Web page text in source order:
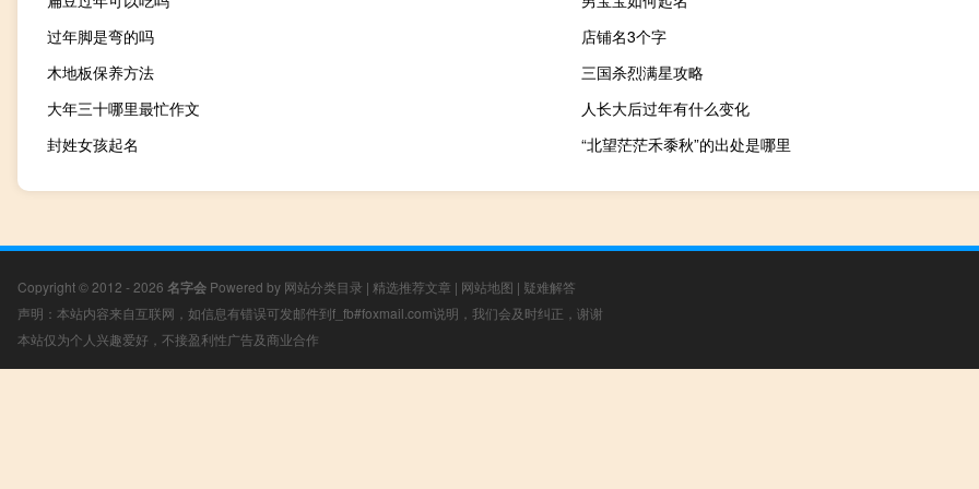
过年脚是弯的吗
店铺名3个字
木地板保养方法
三国杀烈满星攻略
大年三十哪里最忙作文
人长大后过年有什么变化
封姓女孩起名
“北望茫茫禾黍秋”的出处是哪里
Copyright © 2012 - 2026 名字会 Powered by 网站分类目录 | 精选推荐文章 | 网站地图 | 疑难解答
声明：本站内容来自互联网，如信息有错误可发邮件到f_fb#foxmail.com说明，我们会及时纠正，谢谢
本站仅为个人兴趣爱好，不接盈利性广告及商业合作